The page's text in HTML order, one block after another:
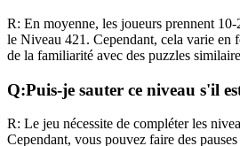
R: En moyenne, les joueurs prennent 10-
le Niveau 421 . Cependant, cela varie en
de la familiarité avec des puzzles
Q:Puis-je sauter ce niveau s'il
R: Le jeu nécessite de compléter les
Cependant, vous pouvez faire des